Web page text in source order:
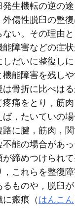
生機転の逆の
傷性脱臼の整
い。その理由
能障害などの症
だいに整復しに
能障害を残し
骨折に比べは
疼痛をとり，筋
ば，たいていの
路に腱，筋肉，
不能の場合があ
締めつけられ
これらを整復
ものや，脱臼
瘢痕（ はんこん